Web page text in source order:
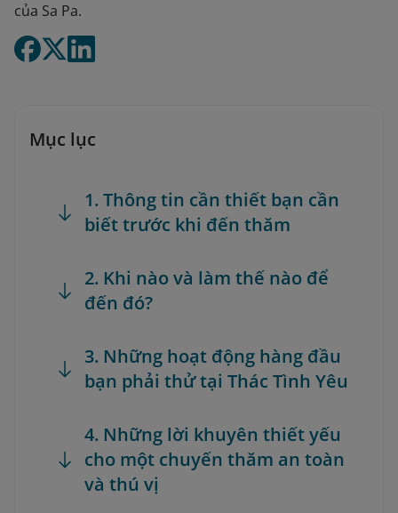
của Sa Pa.
Mục lục
1. Thông tin cần thiết bạn cần
biết trước khi đến thăm
2. Khi nào và làm thế nào để
đến đó?
3. Những hoạt động hàng đầu
bạn phải thử tại Thác Tình Yêu
4. Những lời khuyên thiết yếu
cho một chuyến thăm an toàn
và thú vị